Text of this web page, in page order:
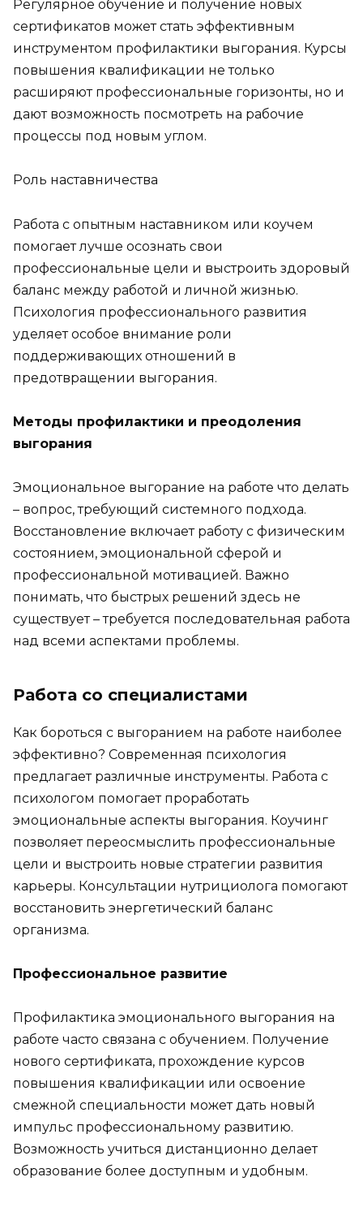
Регулярное обучение и получение новых
сертификатов может стать эффективным
инструментом профилактики выгорания. Курсы
повышения квалификации не только
расширяют профессиональные горизонты, но и
дают возможность посмотреть на рабочие
процессы под новым углом.
Роль наставничества
Работа с опытным наставником или коучем
помогает лучше осознать свои
профессиональные цели и выстроить здоровый
баланс между работой и личной жизнью.
Психология профессионального развития
уделяет особое внимание роли
поддерживающих отношений в
предотвращении выгорания.
Методы профилактики и преодоления
выгорания
Эмоциональное выгорание на работе что делать
– вопрос, требующий системного подхода.
Восстановление включает работу с физическим
состоянием, эмоциональной сферой и
профессиональной мотивацией. Важно
понимать, что быстрых решений здесь не
существует – требуется последовательная работа
над всеми аспектами проблемы.
Работа со специалистами
Как бороться с выгоранием на работе наиболее
эффективно? Современная психология
предлагает различные инструменты. Работа с
психологом помогает проработать
эмоциональные аспекты выгорания. Коучинг
позволяет переосмыслить профессиональные
цели и выстроить новые стратегии развития
карьеры. Консультации нутрициолога помогают
восстановить энергетический баланс
организма.
Профессиональное развитие
Профилактика эмоционального выгорания на
работе часто связана с обучением. Получение
нового сертификата, прохождение курсов
повышения квалификации или освоение
смежной специальности может дать новый
импульс профессиональному развитию.
Возможность учиться дистанционно делает
образование более доступным и удобным.